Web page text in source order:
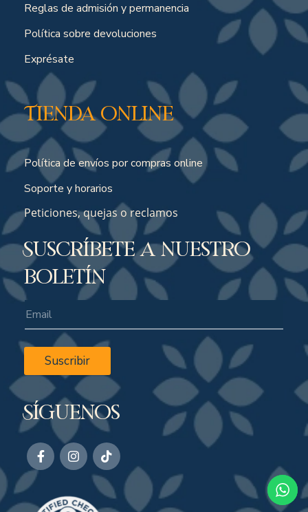
Reglas de admisión y permanencia
Política sobre devoluciones
Exprésate
Tienda online
Política de envíos por compras online
Soporte y horarios
Peticiones, quejas o reclamos
Suscríbete a nuestro
boletín
Suscribir
Síguenos